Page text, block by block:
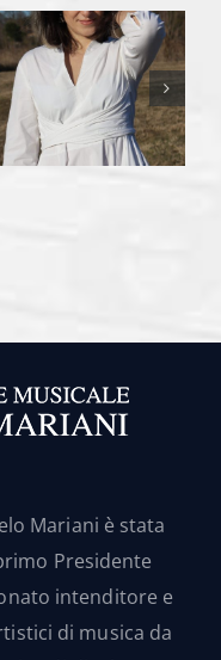
Mariani è stata
Presidente
intenditore e
di musica da